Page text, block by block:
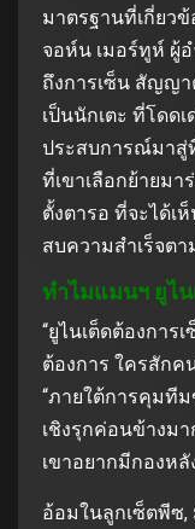
มาตรฐานที่เกี่ยวข้
จอห์น เมอร์ทูห์ ผู้
ถึงการเซ็น สัญญา
เป็นนักเตะ ที่โดด
ประสบการณ์มาสู่ที
ที่เขาเลือกย้ายมา
ตั้งตารอ ที่จะได้เ
สบความสําเร็จตา
ทําไมแมนฯ ยูไ
“ยูไนเต็ดต้องการ
ต้องการ ใครสัก
“ภายใต้การคุมที
เชิงรุกค่อนข้างม
เขาอยากมีกองห
อ้อมในลูกเซ็ตพีซ,